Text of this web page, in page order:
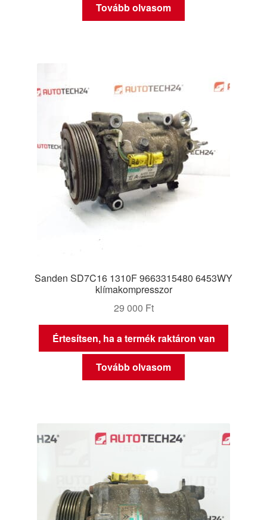
Tovább olvasom
Sanden SD7C16 1310F 9663315480 6453WY
klímakompresszor
29 000 Ft
Értesítsen, ha a termék raktáron van
Tovább olvasom